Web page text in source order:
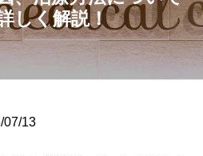
しく解説！
07/13